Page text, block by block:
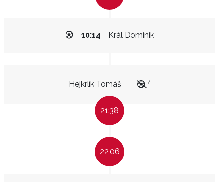
Král Dominik
10:14
Hejkrlík Tomáš 7
21:38
22:06